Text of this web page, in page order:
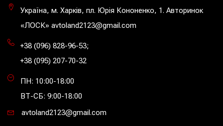
Україна, м. Харків, пл. Юрія Кононенко, 1. Авторинок
«ЛОСК» avtoland2123@gmail.com
+38 (096) 828-96-53;
+38 (095) 207-70-32
ПН: 10:00-18:00
ВТ-СБ: 9:00-18:00
avtoland2123@gmail.com